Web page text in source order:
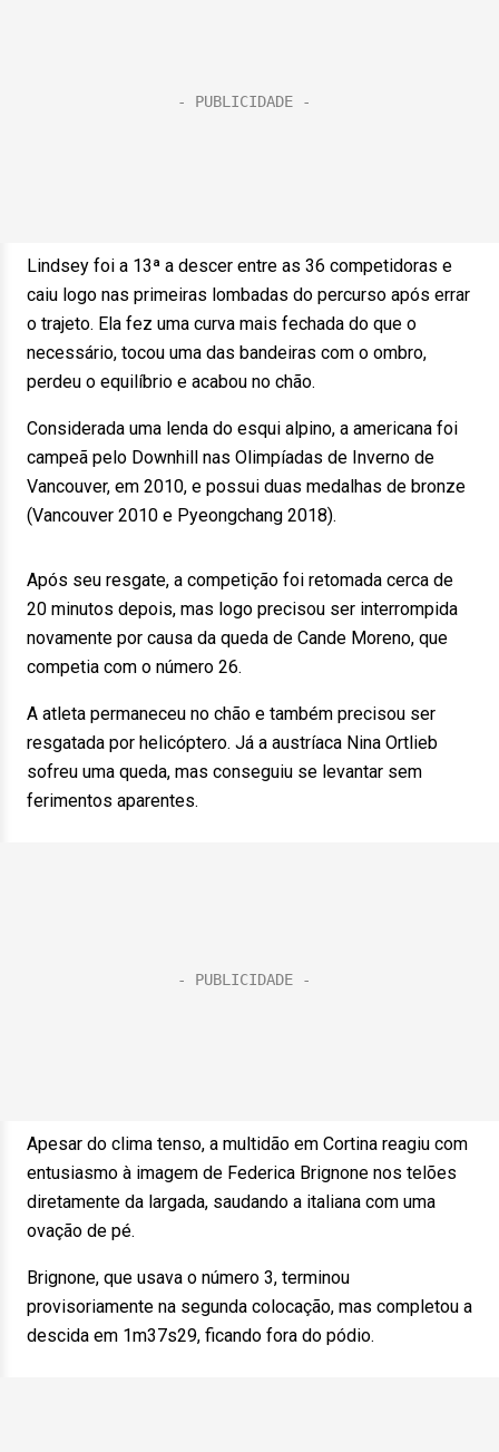
Lindsey foi a 13ª a descer entre as 36 competidoras e
caiu logo nas primeiras lombadas do percurso após errar
o trajeto. Ela fez uma curva mais fechada do que o
necessário, tocou uma das bandeiras com o ombro,
perdeu o equilíbrio e acabou no chão.
Considerada uma lenda do esqui alpino, a americana foi
campeã pelo Downhill nas Olimpíadas de Inverno de
Vancouver, em 2010, e possui duas medalhas de bronze
(Vancouver 2010 e Pyeongchang 2018).
Após seu resgate, a competição foi retomada cerca de
20 minutos depois, mas logo precisou ser interrompida
novamente por causa da queda de Cande Moreno, que
competia com o número 26.
A atleta permaneceu no chão e também precisou ser
resgatada por helicóptero. Já a austríaca Nina Ortlieb
sofreu uma queda, mas conseguiu se levantar sem
ferimentos aparentes.
Apesar do clima tenso, a multidão em Cortina reagiu com
entusiasmo à imagem de Federica Brignone nos telões
diretamente da largada, saudando a italiana com uma
ovação de pé.
Brignone, que usava o número 3, terminou
provisoriamente na segunda colocação, mas completou a
descida em 1m37s29, ficando fora do pódio.